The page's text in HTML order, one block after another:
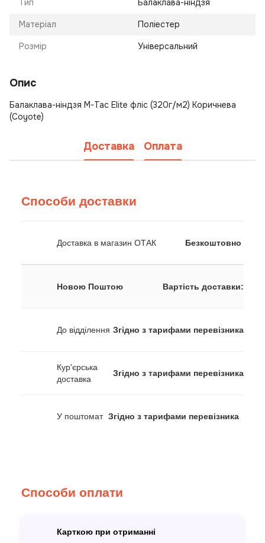
Тип Балаклава-ніндзя
Матеріал Поліестер
Розмір Універсальний
Опис
Балаклава-ніндзя M-Tac Elite фліс (320г/м2) Коричнева
(Coyote)
Доставка Оплата
Способи доставки
Доставка в магазин ОТАК Безкоштовно
Новою Поштою Вартість доставки:
До відділення Згідно з тарифами перевізника
Кур'єрська
доставка
Згідно з тарифами перевізника
У поштомат Згідно з тарифами перевізника
Способи оплати
Карткою при отриманні